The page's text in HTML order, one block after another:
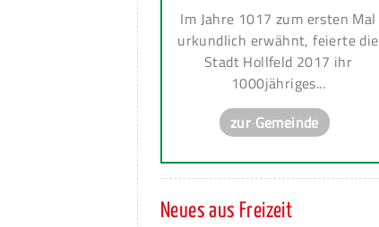
Im Jahre 1017 zum ersten Mal
urkundlich erwähnt, feierte die
Stadt Hollfeld 2017 ihr
1000jähriges...
zur Gemeinde
Neues aus Freizeit